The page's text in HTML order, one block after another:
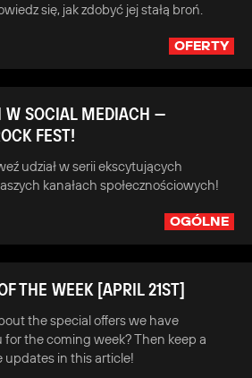
się, jak zdobyć jej stałą broń.
OFERTY
W SOCIAL MEDIACH —
FEST!
udział w serii ekscytujących
kanałach społecznościowych!
OGÓLNE
THE WEEK [APRIL 21ST]
the special offers we have
for the coming week? Then keep a
updates in this article!